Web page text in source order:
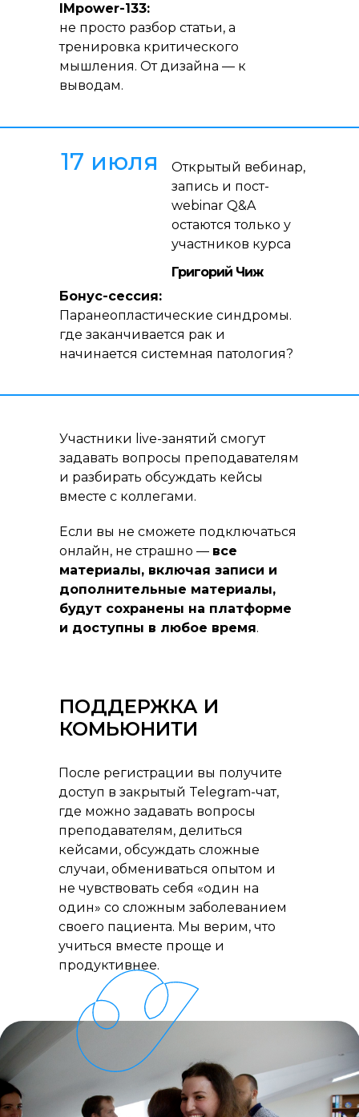
17 июля
Григорий Чиж
Бонус-сессия:
Паранеопластические синдромы.
где заканчивается рак и
начинается системная патология?
Открытый вебинар,
запись и пост-
webinar Q&A
остаются только у
участников курса
IMpower-133:
не просто разбор статьи, а
тренировка критического
мышления. От дизайна — к
выводам.
Если вы не сможете подключаться
онлайн, не страшно — все
материалы, включая записи и
дополнительные материалы,
будут сохранены на платформе
и доступны в любое время.
Участники live-занятий смогут
задавать вопросы преподавателям
и разбирать обсуждать кейсы
вместе с коллегами.
ПОДДЕРЖКА И
КОМЬЮНИТИ
После регистрации вы получите
доступ в закрытый Telegram-чат,
где можно задавать вопросы
преподавателям, делиться
кейсами, обсуждать сложные
случаи, обмениваться опытом и
не чувствовать себя «один на
один» со сложным заболеванием
своего пациента. Мы верим, что
учиться вместе проще и
продуктивнее.